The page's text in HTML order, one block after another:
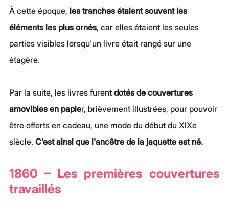
À cette époque, les tranches étaient souvent les
éléments les plus ornés, car elles étaient les seules
parties visibles lorsqu'un livre était rangé sur une
étagère.
Par la suite, les livres furent dotés de couvertures
amovibles en papier, brièvement illustrées, pour pouvoir
être offerts en cadeau, une mode du début du XIXe
siècle. C’est ainsi que l'ancêtre de la jaquette est né.
1860 – Les premières couvertures
travaillés